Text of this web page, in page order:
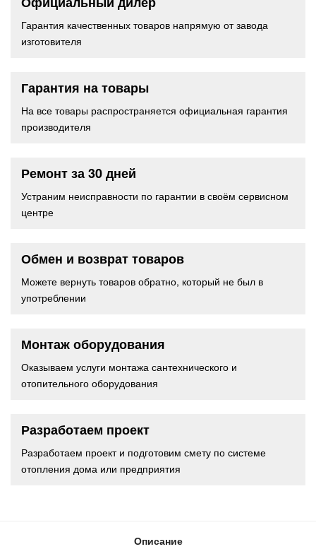
Гарантия качественных товаров напрямую от завода
изготовителя
Гарантия на товары
На все товары распространяется официальная гарантия
производителя
Ремонт за 30 дней
Устраним неисправности по гарантии в своём сервисном
центре
Обмен и возврат товаров
Можете вернуть товаров обратно, который не был в
употреблении
Монтаж оборудования
Оказываем услуги монтажа сантехнического и
отопительного оборудования
Разработаем проект
Разработаем проект и подготовим смету по системе
отопления дома или предприятия
Описание